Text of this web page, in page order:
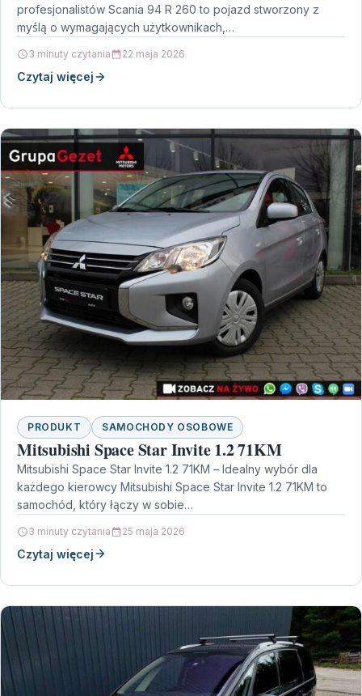
profesjonalistów Scania 94 R 260 to pojazd stworzony z
myślą o wymagających użytkownikach,…
3 minuty czytania 22 maja 2026
Czytaj więcej
PRODUKT SAMOCHODY OSOBOWE
Mitsubishi Space Star Invite 1.2 71KM
Mitsubishi Space Star Invite 1.2 71KM – Idealny wybór dla
każdego kierowcy Mitsubishi Space Star Invite 1.2 71KM to
samochód, który łączy w sobie…
3 minuty czytania 25 maja 2026
Czytaj więcej